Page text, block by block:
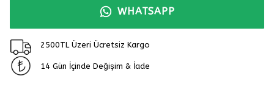
WHATSAPP
2500TL Üzeri Ücretsiz Kargo
14 Gün İçinde Değişim & İade